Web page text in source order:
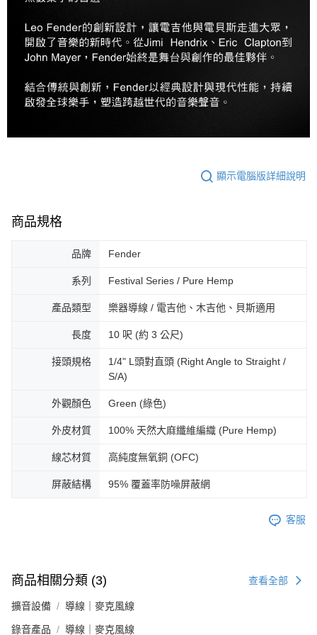
任。
４．使用「AFTEE先享後付」時，將依據個別帳號之用戶狀況，依本公司即
時審查核予不同之上限額度；若仍有額度不足之情形，本公司將視審查結果
請求用戶進行身份認證。
恩沛科技股份有限公司將有權停止該用戶之使用額度並採取法律行動。
每筆NT$80，滿NT$899(含以上)免運費
付款後門市自取
國家/地區配送
顯示電腦版詳細說明
商品規格
品牌 Fender
系列 Festival Series / Pure Hemp
產品類型 樂器導線 / 電吉他、木吉他、貝斯適用
長度 10 呎 (約 3 公尺)
接頭規格
1/4" L頭對直頭 (Right Angle to Straight /
S/A)
外觀顏色 Green (綠色)
外皮材質 100% 天然大麻纖維編織 (Pure Hemp)
線芯材質 高純度無氧銅 (OFC)
屏蔽結構 95% 覆蓋率防噪屏蔽網
客服
商品相關分類 (3) 查看全部
擴音設備 導線｜麥克風線
錄音產品 導線｜麥克風線